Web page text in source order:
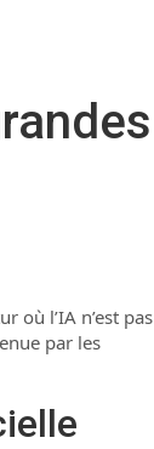
où l’IA n’est pas
par les